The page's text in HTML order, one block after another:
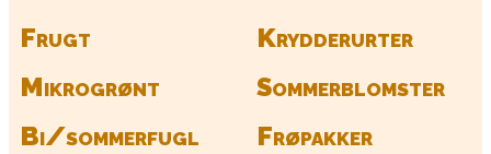
Frugt
Krydderurter
Mikrogrønt
Sommerblomster
Bi/sommerfugl
Frøpakker